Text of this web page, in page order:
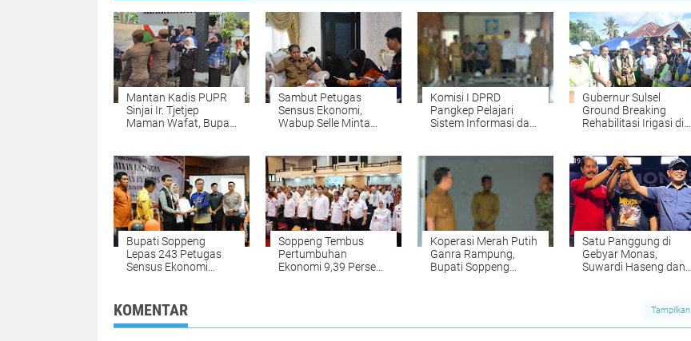
Mantan Kadis PUPR
Sinjai Ir. Tjetjep
Maman Wafat, Bupati
Persemayaman
Sambut Petugas
Sensus Ekonomi,
Wabup Selle Minta
Komisi I DPRD
Pangkep Pelajari
Sistem Informasi dan
Gubernur Sulsel
Ground Breaking
Rehabilitasi Irigasi di
Bupati Soppeng
Lepas 243 Petugas
Sensus Ekonomi
Soppeng Tembus
Pertumbuhan
Ekonomi 9,39 Persen
Koperasi Merah Putih
Ganra Rampung,
Bupati Soppeng
Satu Panggung di
Gebyar Monas,
Suwardi Haseng dan
KOMENTAR Tampilkan